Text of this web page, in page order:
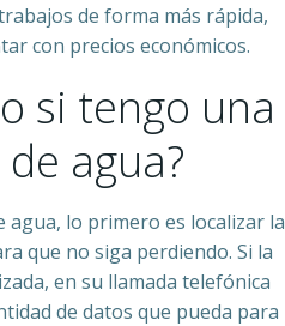
de forma más rápida,
con precios económicos.
si tengo una
agua?
agua, lo primero es localizar la
que no siga perdiendo. Si la
en su llamada telefónica
de datos que pueda para